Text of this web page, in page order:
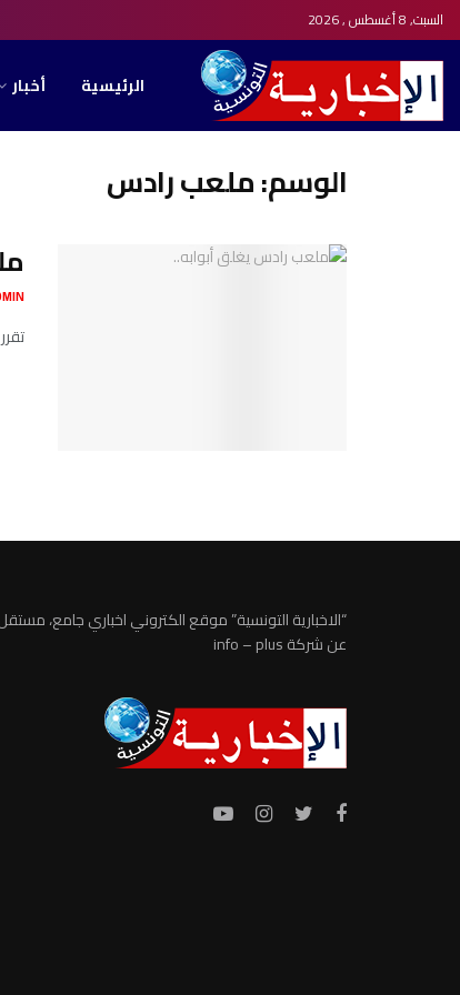
السبت, 8 أغسطس , 2026
الرئيسية أخبار
الوسم:ملعب رادس
تقرر
“الاخبارية التونسية” موقع الكتروني اخباري جامع،
عن شركة info – plus